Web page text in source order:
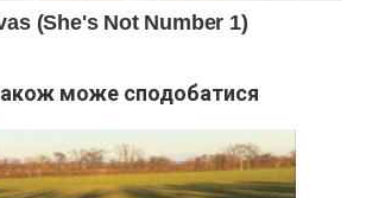
може сподобатися